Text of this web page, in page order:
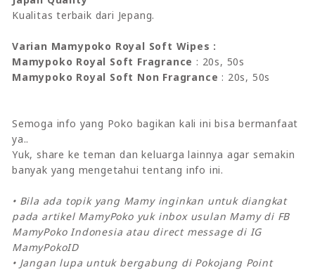
Kualitas terbaik dari Jepang.
Varian Mamypoko Royal Soft Wipes :
Mamypoko Royal Soft Fragrance : 20s, 50s
Mamypoko Royal Soft Non Fragrance : 20s, 50s
Semoga info yang Poko bagikan kali ini bisa bermanfaat
ya..
Yuk, share ke teman dan keluarga lainnya agar semakin
banyak yang mengetahui tentang info ini.
• Bila ada topik yang Mamy inginkan untuk diangkat
pada artikel MamyPoko yuk inbox usulan Mamy di FB
MamyPoko Indonesia atau direct message di IG
MamyPokoID
• Jangan lupa untuk bergabung di Pokojang Point